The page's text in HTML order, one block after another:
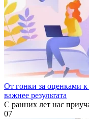
От гонки за оценками
важнее результата
С ранних лет нас
07